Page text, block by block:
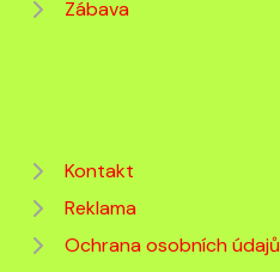
Zábava
Kontakt
Reklama
Ochrana osobních údajů